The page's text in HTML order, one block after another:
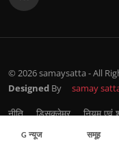
©️ 2026 samaysatta - All
Designed By samay
नीति डिसक्लेमर नियम एवं
G न्यूज समूह